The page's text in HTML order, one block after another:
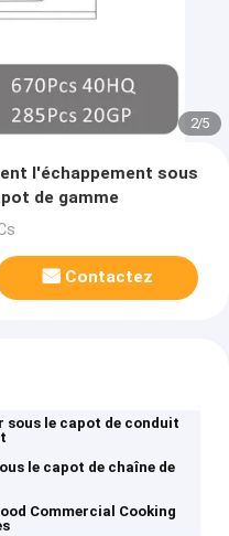
2/5
l'échappement sous
de gamme
Contactez
sous le capot de conduit
le capot de chaîne de
Commercial Cooking